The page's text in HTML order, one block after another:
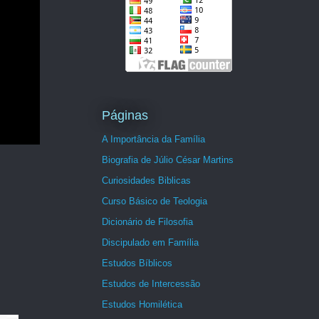
Páginas
A Importância da Família
Biografia de Júlio César Martins
Curiosidades Biblicas
Curso Básico de Teologia
Dicionário de Filosofia
Discipulado em Família
Estudos Bíblicos
Estudos de Intercessão
Estudos Homilética